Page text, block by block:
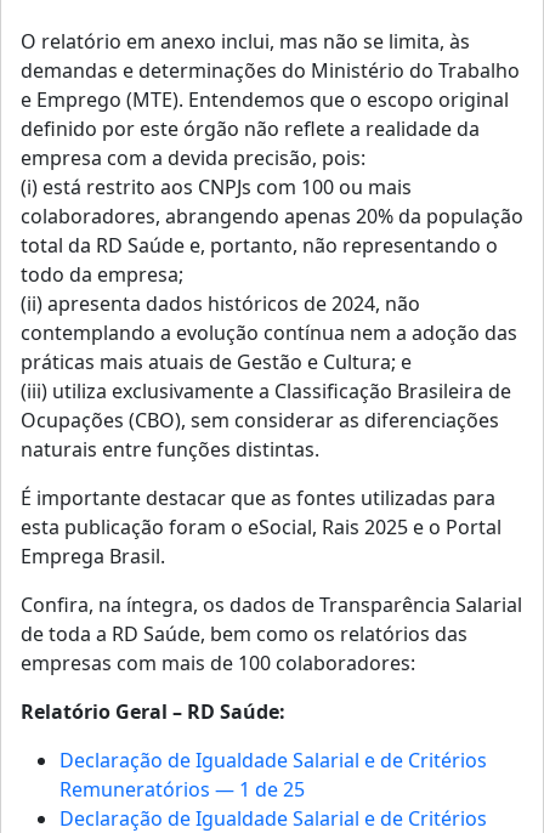
O relatório em anexo inclui, mas não se limita, às
demandas e determinações do Ministério do Trabalho
e Emprego (MTE). Entendemos que o escopo original
definido por este órgão não reflete a realidade da
empresa com a devida precisão, pois:
(i) está restrito aos CNPJs com 100 ou mais
colaboradores, abrangendo apenas 20% da população
total da RD Saúde e, portanto, não representando o
todo da empresa;
(ii) apresenta dados históricos de 2024, não
contemplando a evolução contínua nem a adoção das
práticas mais atuais de Gestão e Cultura; e
(iii) utiliza exclusivamente a Classificação Brasileira de
Ocupações (CBO), sem considerar as diferenciações
naturais entre funções distintas.
É importante destacar que as fontes utilizadas para
esta publicação foram o eSocial, Rais 2025 e o Portal
Emprega Brasil.
Confira, na íntegra, os dados de Transparência Salarial
de toda a RD Saúde, bem como os relatórios das
empresas com mais de 100 colaboradores:
Relatório Geral – RD Saúde:
Declaração de Igualdade Salarial e de Critérios
Remuneratórios — 1 de 25
Declaração de Igualdade Salarial e de Critérios